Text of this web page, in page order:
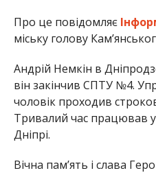
Про це повідомляє
міську голову
Андрій Немкін в
він закінчив СПТУ №4.
чоловік проходив
Тривалий час працював
Дніпрі.
Вічна пам’ять і слава